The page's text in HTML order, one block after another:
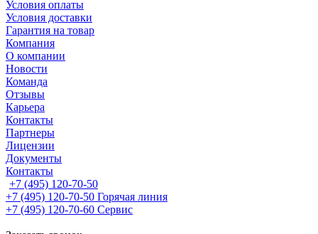
Условия оплаты
Условия доставки
Гарантия на товар
Компания
О компании
Новости
Команда
Отзывы
Карьера
Контакты
Партнеры
Лицензии
Документы
Контакты
+7 (495) 120-70-50
+7 (495) 120-70-50 Горячая линия
+7 (495) 120-70-60 Сервис